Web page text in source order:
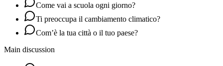
Come vai a scuola ogni giorno?
Ti preoccupa il cambiamento climatico?
Com’è la tua città o il tuo paese?
Main discussion